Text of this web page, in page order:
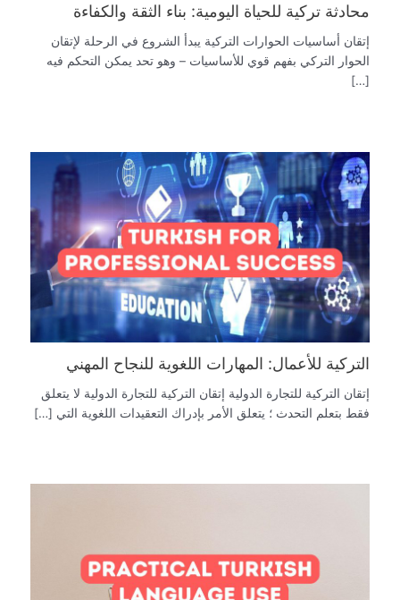
محادثة تركية للحياة اليومية: بناء الثقة والكفاءة
إتقان أساسيات الحوارات التركية يبدأ الشروع في الرحلة لإتقان
الحوار التركي بفهم قوي للأساسيات – وهو تحد يمكن التحكم فيه
[…]
التركية للأعمال: المهارات اللغوية للنجاح المهني
إتقان التركية للتجارة الدولية إتقان التركية للتجارة الدولية لا يتعلق
فقط بتعلم التحدث ؛ يتعلق الأمر بإدراك التعقيدات اللغوية التي […]